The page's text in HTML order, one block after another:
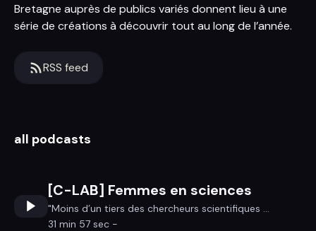
Bretagne auprès de publics variés donnent lieu à une
série de créations à découvrir tout au long de l’année.
RSS feed
all podcasts
[C-LAB] Femmes en sciences
"Moins d’un tiers des chercheurs scientifiques ...
31 min 57 sec -